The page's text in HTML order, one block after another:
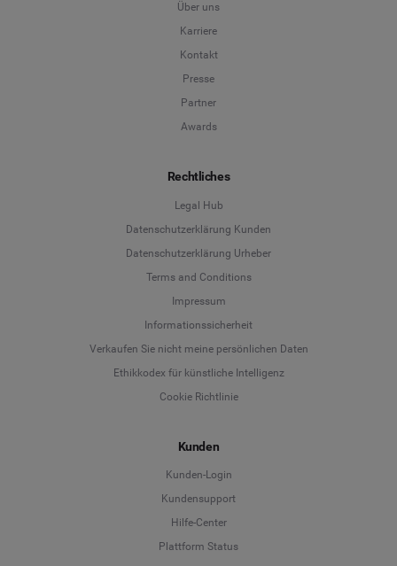
Über uns
Karriere
Kontakt
Presse
Partner
Awards
Rechtliches
Legal Hub
Datenschutzerklärung Kunden
Datenschutzerklärung Urheber
Terms and Conditions
Impressum
Informationssicherheit
Verkaufen Sie nicht meine persönlichen Daten
Ethikkodex für künstliche Intelligenz
Cookie Richtlinie
Kunden
Kunden-Login
Kundensupport
Hilfe-Center
Plattform Status
Deutsch
English